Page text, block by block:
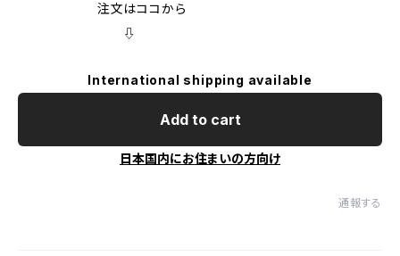
注文はココから
⇩
International shipping available
Add to cart
日本国内にお住まいの方向け
通報する